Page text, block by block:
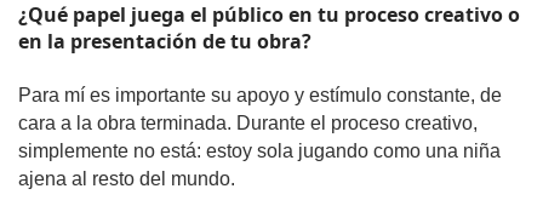
¿Qué papel juega el público en tu proceso creativo o
en la presentación de tu obra?
Para mí es importante su apoyo y estímulo constante, de
cara a la obra terminada. Durante el proceso creativo,
simplemente no está: estoy sola jugando como una niña
ajena al resto del mundo.